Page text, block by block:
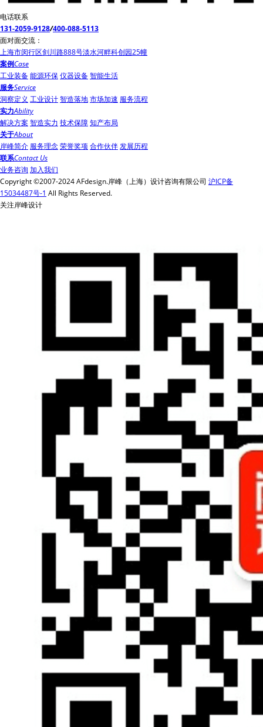
电话联系
131-2059-9128/400-088-5113
面对面交流：
上海市闵行区剑川路888号淡水河畔科创园25幢
案例Case
工业装备能源环保仪器设备智能生活
服务Service
洞察定义 工业设计智造落地市场加速 服务流程
实力Ability
解决方案 智造实力 技术保障知产布局
关于About
岸峰简介 服务理念荣誉奖项合作伙伴发展历程
联系Contact Us
业务咨询 加入我们
Copyright ©2007-2024 AFdesign.岸峰（上海）设计咨询有限公司 沪ICP备
15034487号-1 All Rights Reserved.
关注岸峰设计